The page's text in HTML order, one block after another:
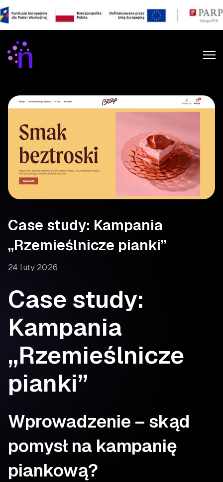
Case study: Kampania
„Rzemieślnicze pianki”
24 luty 2026
Case study:
Kampania
„Rzemieślnicze
pianki”
Wprowadzenie – skąd
pomysł na kampanię
piankową?